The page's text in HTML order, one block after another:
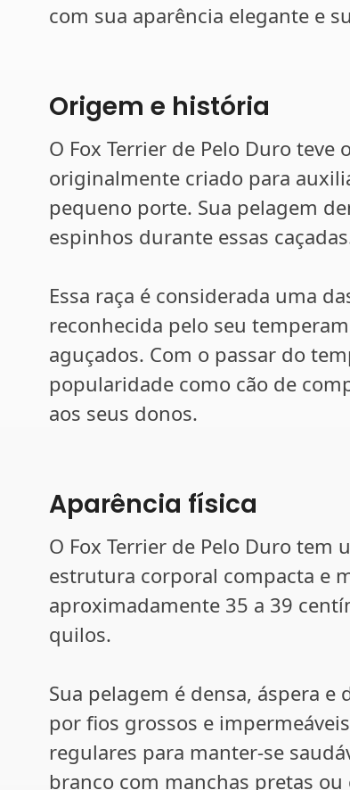
com sua aparência elegante e
Origem e história
O Fox Terrier de Pelo Duro
originalmente criado para
pequeno porte. Sua pelagem
espinhos durante essas
Essa raça é considerada uma
reconhecida pelo seu
aguçados. Com o passar do
popularidade como cão de
aos seus donos.
Aparência física
O Fox Terrier de Pelo Duro
estrutura corporal compacta e
aproximadamente 35 a 39
quilos.
Sua pelagem é densa, áspera
por fios grossos e
regulares para manter-se
branco com manchas pretas ou